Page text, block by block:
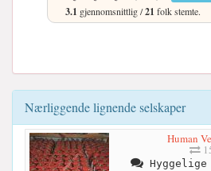
3.1 gjennomsnittlig /21 folk stemte.
Nærliggende lignende selskaper
Human